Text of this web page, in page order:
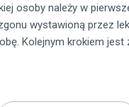
osoby należy w
wystawioną przez
Kolejnym krokiem jest